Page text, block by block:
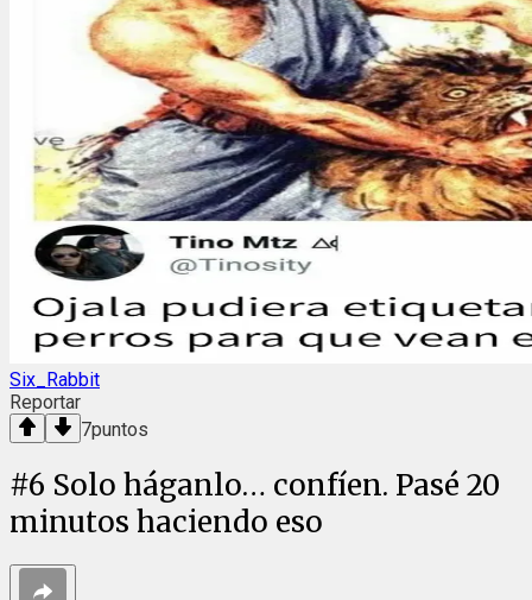
Six_Rabbit
Reportar
7puntos
#6 Solo háganlo… confíen. Pasé 20
minutos haciendo eso